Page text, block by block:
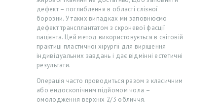
дефект – поглиблення в області слізної
борозни. У таких випадках ми заповнюємо
дефект трансплантатом з скроневої фасції
пацієнта. Цей метод використовується в світовій
практиці пластичної хірургії для вирішення
індивідуальних завдань і дає відмінні естетичні
результати.
Операція часто проводиться разом з класичним
або ендоскопічним підйомом чола –
омолодження верхніх 2/3 обличчя.